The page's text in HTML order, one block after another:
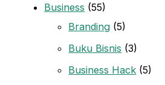
Business (55)
Branding (5)
Buku Bisnis (3)
Business Hack (5)